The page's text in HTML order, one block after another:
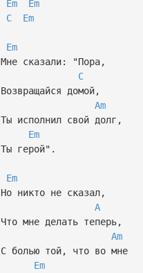
Em
Em
C
Em
Em
Мне сказали: "Пора,
C
Возвращайся домой,
Am
Ты исполнил свой долг,
Em
Ты герой".
Em
Но никто не сказал,
A
Что мне делать теперь,
Am
С болью той, что во мне
Em